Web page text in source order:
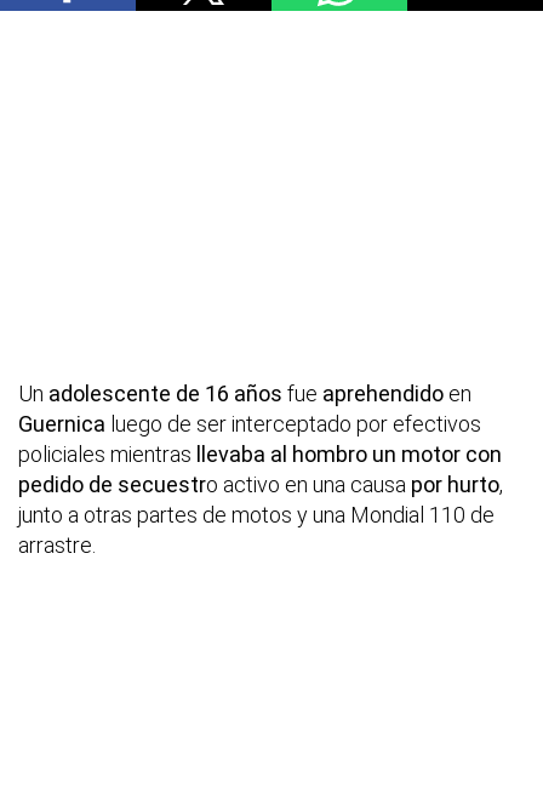
Un adolescente de 16 años fue aprehendido en
Guernica luego de ser interceptado por efectivos
policiales mientras
llevaba al hombro un motor con
pedido de secuestro activo en una causa por hurto,
junto a otras partes de motos y una Mondial 110 de
arrastre.